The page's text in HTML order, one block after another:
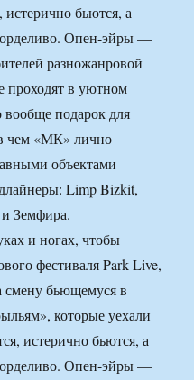
бьются, а
Опен-эйры —
разножанровой
проходят в уютном
подарок для
чем «МК» лично
объектами
Limp Bizkit,
Земфира.
и ногах, чтобы
фестиваля Park Live,
смену бьющемуся в
которые уехали
истерично бьются, а
Опен-эйры —